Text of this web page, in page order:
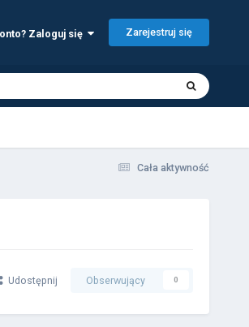
Zaloguj się Zarejestruj się
Cała aktywność
Udostępnij Obserwujący 0